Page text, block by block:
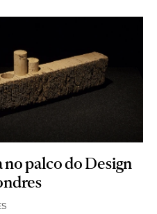
palco do Design